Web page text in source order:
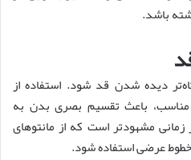
باشد.
دیده شدن قد شود. استفاده از
باعث تقسیم بصری بدن به
مشهودتر است که از مانتوهای
عرضی استفاده شود.